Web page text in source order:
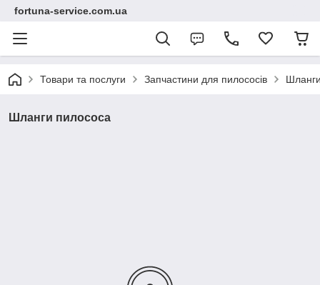
fortuna-service.com.ua
Товари та послуги Запчастини для пилососів
Шланги пилососа